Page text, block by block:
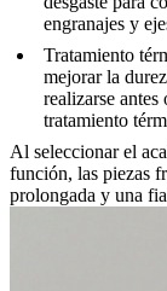
engranajes y
Tratamiento
mejorar la
realizarse
tratamiento
Al seleccionar el
función, las piezas
prolongada y una